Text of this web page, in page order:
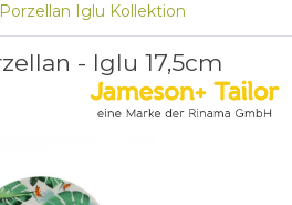
Iglu Kollektion
- Iglu 17,5cm